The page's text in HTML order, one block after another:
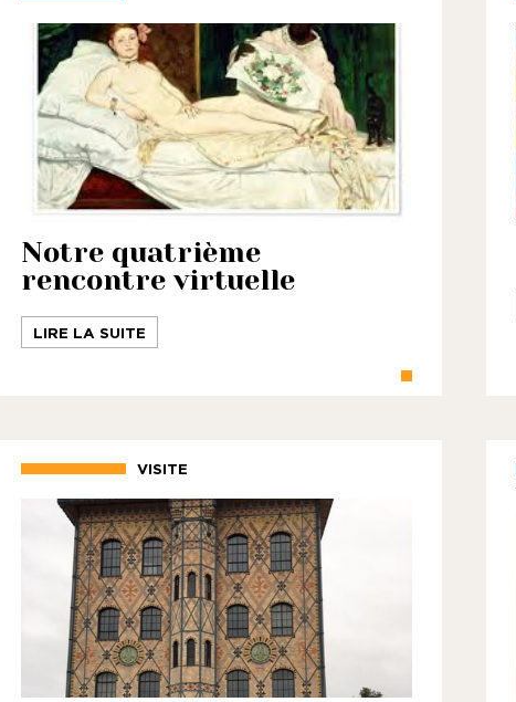
Notre quatrième
rencontre virtuelle
LIRE LA SUITE
VISITE